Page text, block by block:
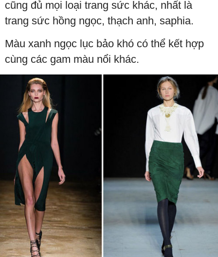
cũng đủ mọi loại trang sức khác, nhất là
trang sức hồng ngọc, thạch anh, saphia.
Màu xanh ngọc lục bảo khó có thể kết hợp
cùng các gam màu nổi khác.